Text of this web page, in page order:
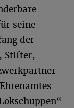
seine
der
Stifter,